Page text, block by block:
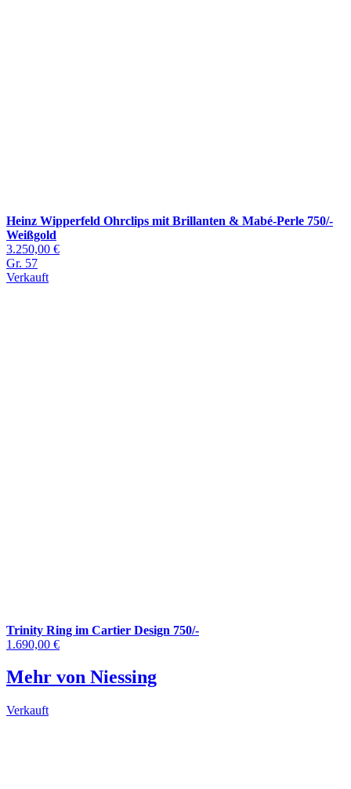
Heinz Wipperfeld Ohrclips mit Brillanten & Mabé-Perle 750/-
Weißgold
3.250,00 €
Gr. 57
Verkauft
Trinity Ring im Cartier Design 750/-
1.690,00 €
Mehr von Niessing
Verkauft